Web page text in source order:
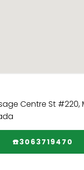
☎️3063719470